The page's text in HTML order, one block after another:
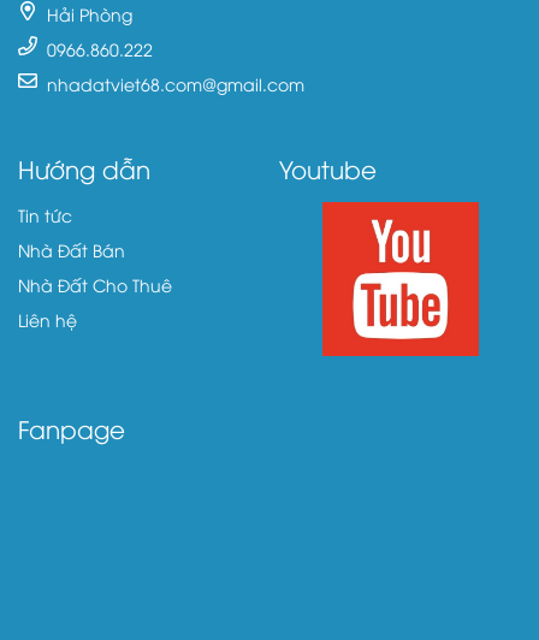
Hải Phòng
0966.860.222
nhadatviet68.com@gmail.com
Hướng dẫn
Tin tức
Nhà Đất Bán
Nhà Đất Cho Thuê
Liên hệ
Youtube
Fanpage